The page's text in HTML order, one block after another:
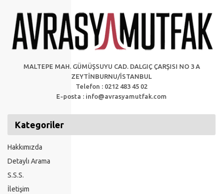
MALTEPE MAH. GÜMÜŞSUYU CAD. DALGIÇ ÇARŞISI NO 3 A
ZEYTİNBURNU/İSTANBUL
Telefon : 0212 483 45 02
E-posta : info@avrasyamutfak.com
Kategoriler
Hakkımızda
Detaylı Arama
S.S.S.
İletişim